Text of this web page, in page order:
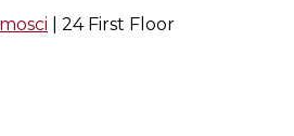
24 First Floor